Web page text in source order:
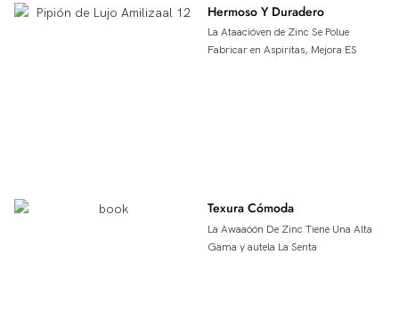
Hermoso Y Duradero
La Ataacióven de Zinc Se Polue
Fabricar en Aspiritas, Mejora ES
Texura Cómoda
La Awaaóón De Zinc Tiene Una Alta
Gama y autela La Senta